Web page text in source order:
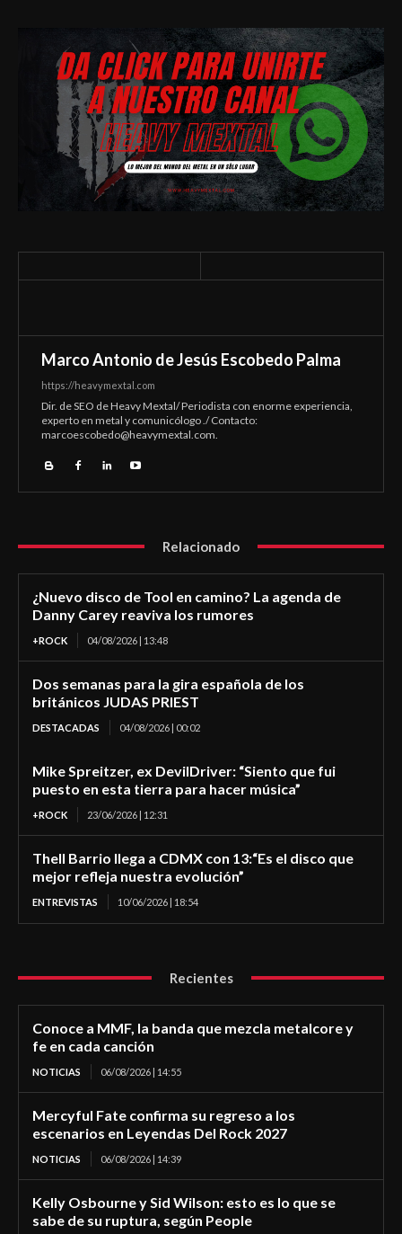
Marco Antonio de Jesús Escobedo Palma
https://heavymextal.com
Dir. de SEO de Heavy Mextal/ Periodista con enorme experiencia,
experto en metal y comunicólogo ./ Contacto:
marcoescobedo@heavymextal.com
Relacionado
¿Nuevo disco de Tool en camino? La agenda de
Danny Carey reaviva los rumores
+ROCK 04/08/2026 | 13:48
Dos semanas para la gira española de los
británicos JUDAS PRIEST
DESTACADAS 04/08/2026 | 00:02
Mike Spreitzer, ex DevilDriver: “Siento que fui
puesto en esta tierra para hacer música”
+ROCK 23/06/2026 | 12:31
Thell Barrio llega a CDMX con 13:“Es el disco que
mejor refleja nuestra evolución”
ENTREVISTAS 10/06/2026 | 18:54
Recientes
Conoce a MMF, la banda que mezcla metalcore y
fe en cada canción
NOTICIAS 06/08/2026 | 14:55
Mercyful Fate confirma su regreso a los
escenarios en Leyendas Del Rock 2027
NOTICIAS 06/08/2026 | 14:39
Kelly Osbourne y Sid Wilson: esto es lo que se
sabe de su ruptura, según People